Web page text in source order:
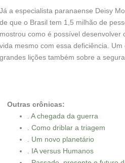
Já a especialista paranaense Deisy
de que o Brasil tem 1,5 milhão de
mostrou como é possível desenvolver
vida mesmo com essa deficiência.
grandes lições também sobre a
Outras crônicas:
. A chegada da guerra
. Como driblar a triagem
. Um novo planetário
. IA versus Humanos